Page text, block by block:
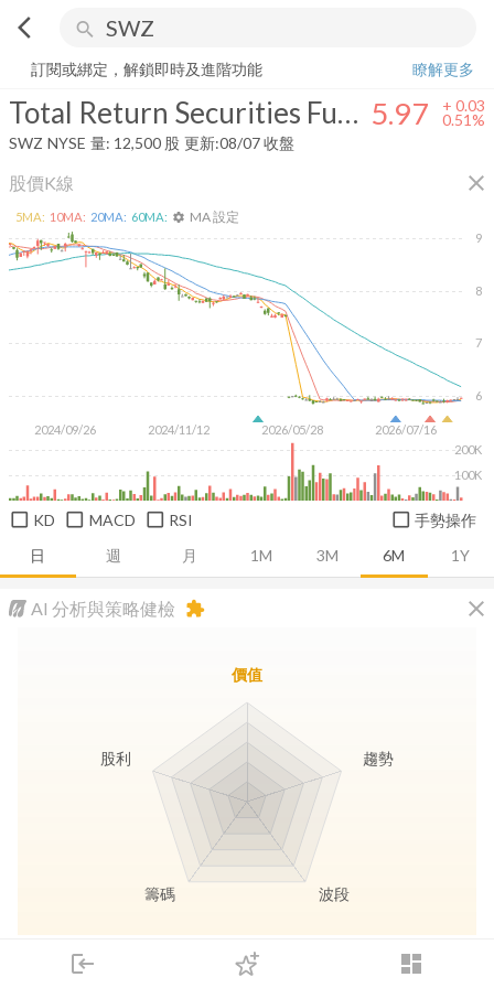
arrow_back_ios search
login dashboard
下單
Total Return Securities Fund
訂閱或綁定，解鎖即時及進階功能
瞭解更多
Total Return Securities Fund 5.97 + 0.03
0.51%
SWZ NYSE 量: 12,500 股 更新:08/07 收盤
股價K線 close
日 週 月 1M 3M 6M 1Y
2024/09/26 2024/11/12 2026/05/28 2026/07/16
6
7
8
9
100K
200K
5MA: 10MA: 20MA: 60MA: settings MA 設定
KD MACD RSI 手勢操作
AI 分析與策略健檢 close
extension
長線價值 存股收息
價值
趨勢
波段
籌碼
股利